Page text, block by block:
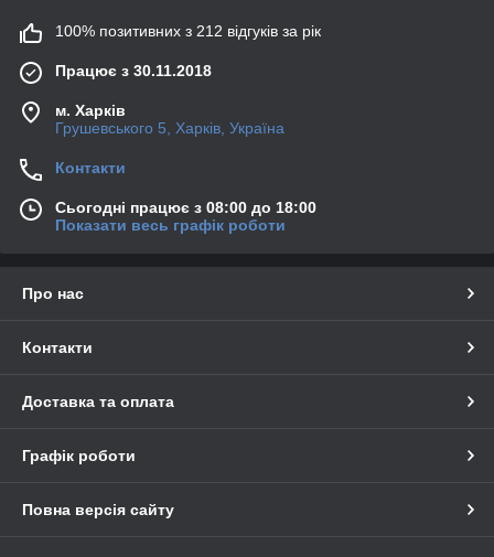
100% позитивних з 212 відгуків за рік
Працює з 30.11.2018
м. Харків
Грушевського 5, Харків, Україна
Контакти
Сьогодні працює з 08:00 до 18:00
Показати весь графік роботи
Про нас
Контакти
Доставка та оплата
Графік роботи
Повна версія сайту